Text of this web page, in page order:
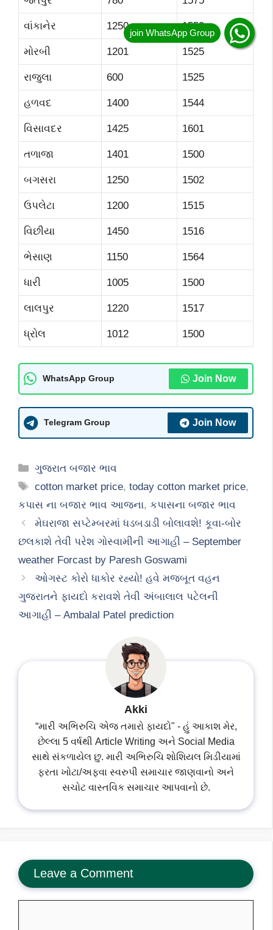
વાંકાનેર 1250 1550
મોરબી 1201 1525
રાજુલા 600 1525
હળવદ 1400 1544
વિસાવદર 1425 1601
તળાજા 1401 1500
બગસરા 1250 1502
ઉપલેટા 1200 1515
વિછીયા 1450 1516
ભેસાણ 1150 1564
ધારી 1005 1500
લાલપુર 1220 1517
ધ્રોલ 1012 1500
WhatsApp Group Join Now
Telegram Group Join Now
Categories
ગુજરાત બજાર ભાવ
Tags
cotton market price,today cotton market price,
કપાસ ના બજાર ભાવ આજના, કપાસના બજાર ભાવ
મેઘરાજા સપ્ટેમ્બરમાં ધડબડાડી બોલાવશે! કૂવા-બોર
છલકાશે તેવી પરેશ ગોસ્વામીની આગાહી – September
weather Forcast by Paresh Goswami
ઓગસ્ટ કોરો ધાકોર રહ્યો! હવે મજબૂત વહન
ગુજરાતને ફાયદો કરાવશે તેવી અંબાલાલ પટેલની
આગાહી – Ambalal Patel prediction
Akki
“મારી અભિરુચિ એજ તમારો ફાયદો" - હું આકાશ મેર,
છેલ્લા 5 વર્ષથી Article Writing અને Social Media
સાથે સંકળાયેલ છુ. મારી અભિરુચિ શોશિયલ મિડીયામાં
ફરતા ખોટા/અફવા સ્વરુપી સમાચાર જાણવાનો અને
સચોટ વાસ્તવિક સમાચાર આપવાનો છે.
Leave a Comment